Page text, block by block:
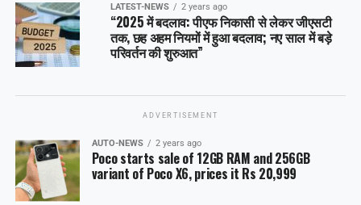
LATEST-NEWS 2 years ago
“2025 में बदलाव: पीएफ निकासी से लेकर जीएसटी
तक, छह अहम नियमों में हुआ बदलाव; नए साल में बड़े
परिवर्तन की शुरुआत”
ADVERTISEMENT
AUTO-NEWS 2 years ago
Poco starts sale of 12GB RAM and 256GB
variant of Poco X6, prices it Rs 20,999